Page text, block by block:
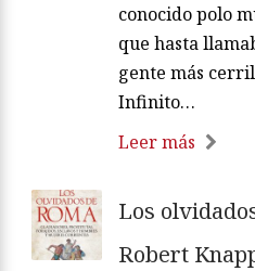
conocido polo
que hasta
gente más
Infinito…
Leer más
Los
Robert